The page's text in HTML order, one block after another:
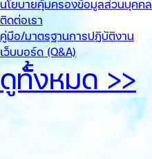
นโยบายคุ้มครองข้อมูลส่วนบุคคล
ติดต่อเรา
คู่มือ/มาตรฐานการปฏิบัติงาน
เว็บบอร์ด (Q&A)
ดูทั้้งหมด >>